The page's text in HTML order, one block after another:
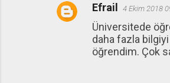
Efrail 4 Ekim 2018
Üniversitede
daha fazla
öğrendim. Çok